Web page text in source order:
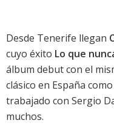
Desde Tenerife llegan
cuyo éxito Lo que
álbum debut con el
clásico en España como
trabajado con Sergio
muchos.